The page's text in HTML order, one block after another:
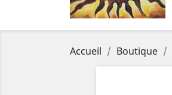
Accueil Boutique